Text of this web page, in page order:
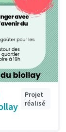
Projet
réalisé